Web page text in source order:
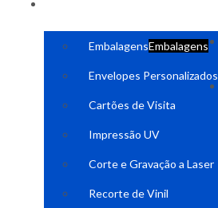
EmbalagensEmbalagens
Envelopes Personalizados
Cartões de Visita
Impressão UV
Corte e Gravação a Laser
Recorte de Vinil